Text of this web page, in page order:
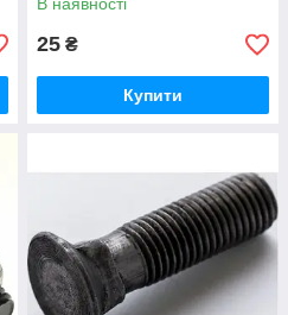
25 ₴
Купити